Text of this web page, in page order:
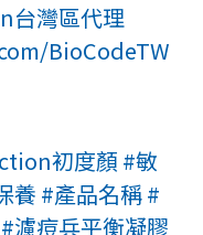
台灣區代理
BioCodeTW
初度顏 #敏
養 #產品名稱#
#濾痘兵平衡凝膠